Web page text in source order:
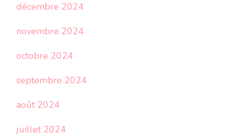
décembre 2024
novembre 2024
octobre 2024
septembre 2024
août 2024
juillet 2024